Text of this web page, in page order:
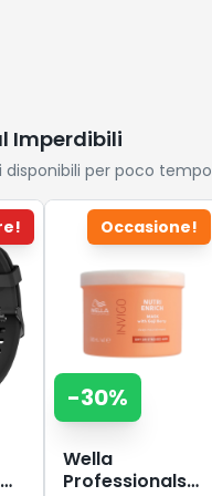
Imperdibili
disponibili per poco tempo
Occasione!
-30%
Wella
Professionals